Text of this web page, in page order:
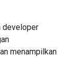
developer
menampilkan